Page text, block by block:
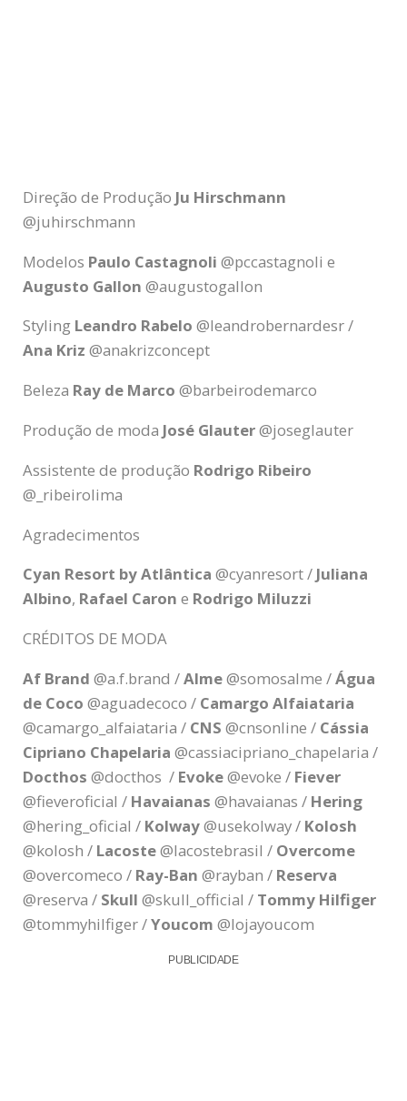
Direção de Produção Ju Hirschmann
@juhirschmann
Modelos Paulo Castagnoli @pccastagnoli e
Augusto Gallon @augustogallon
Styling Leandro Rabelo @leandrobernardesr /
Ana Kriz @anakrizconcept
Beleza Ray de Marco @barbeirodemarco
Produção de moda José Glauter@joseglauter
Assistente de produção Rodrigo Ribeiro
@_ribeirolima
Agradecimentos
Cyan Resort by Atlântica @cyanresort / Juliana
Albino, Rafael Caron e Rodrigo Miluzzi
CRÉDITOS DE MODA
Af Brand @a.f.brand /Alme@somosalme /Água
de Coco @aguadecoco / Camargo Alfaiataria
@camargo_alfaiataria / CNS @cnsonline / Cássia
Cipriano Chapelaria @cassiacipriano_chapelaria /
Docthos @docthos / Evoke@evoke / Fiever
@fieveroficial / Havaianas @havaianas / Hering
@hering_oficial / Kolway@usekolway / Kolosh
@kolosh / Lacoste@lacostebrasil / Overcome
@overcomeco / Ray-Ban @rayban / Reserva
@reserva / Skull @skull_official / Tommy Hilfiger
@tommyhilfiger /Youcom @lojayoucom
PUBLICIDADE